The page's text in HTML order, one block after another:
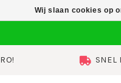
SNEL
Wij slaan cookies op